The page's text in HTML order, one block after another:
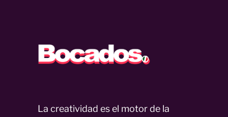
La creatividad es el motor de la